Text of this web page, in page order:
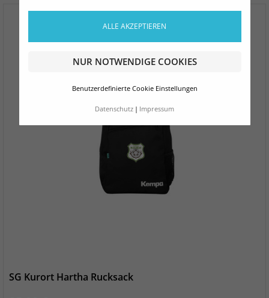
ALLE AKZEPTIEREN
NUR NOTWENDIGE COOKIES
Benutzerdefinierte Cookie Einstellungen
Datenschutz Impressum
SG Kurort Hartha Rucksack